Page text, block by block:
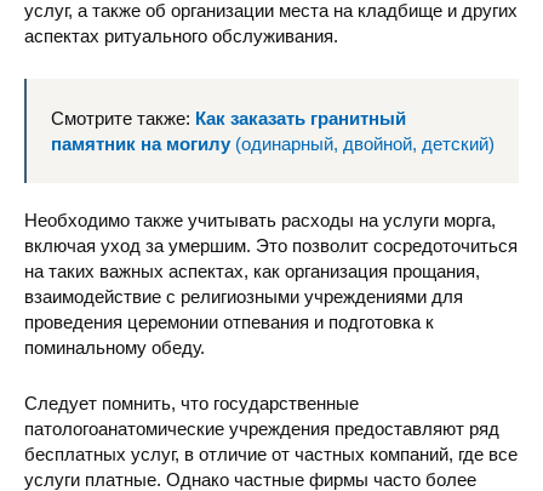
услуг, а также об организации места на кладбище и других
аспектах ритуального обслуживания.
Смотрите также: Как заказать гранитный
памятник на могилу (одинарный, двойной, детский)
Необходимо также учитывать расходы на услуги морга,
включая уход за умершим. Это позволит сосредоточиться
на таких важных аспектах, как организация прощания,
взаимодействие с религиозными учреждениями для
проведения церемонии отпевания и подготовка к
поминальному обеду.
Следует помнить, что государственные
патологоанатомические учреждения предоставляют ряд
бесплатных услуг, в отличие от частных компаний, где все
услуги платные. Однако частные фирмы часто более